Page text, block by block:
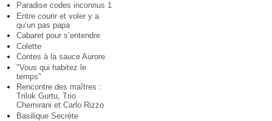
Paradise codes inconnus 1
Entre courir et voler y a
qu’un pas papa
Cabaret pour s’entendre
Colette
Contes à la sauce Aurore
"Vous qui habitez le
temps"
Rencontre des maîtres :
Trilok Gurtu, Trio
Chemirani et Carlo Rizzo
Basilique Secrète